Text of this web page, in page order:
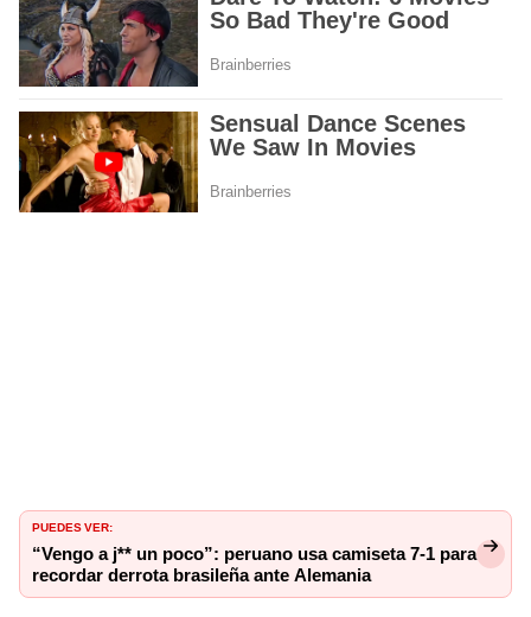
PUEDES VER:
“Vengo a j** un poco”: peruano usa camiseta 7-1 para
recordar derrota brasileña ante Alemania